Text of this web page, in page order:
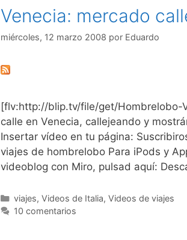
Venecia: mercado
miércoles, 12 marzo 2008 por Eduardo
[flv:http://blip.tv/file/get/Hombrelobo-
calle en Venecia, callejeando y
Insertar vídeo en tu página:
viajes de hombrelobo Para iPods y
videoblog con Miro, pulsad aquí:
Categorías
viajes, Videos de Italia, Videos de viajes
10 comentarios